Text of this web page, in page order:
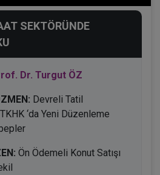
SEKTÖRÜNDE
Dr. Turgut ÖZ
Devreli Tatil
‘da Yeni Düzenleme
Ön Ödemeli Konut Satışı